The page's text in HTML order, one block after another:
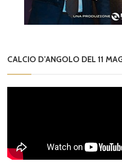
CALCIO D’ANGOLO DEL 11